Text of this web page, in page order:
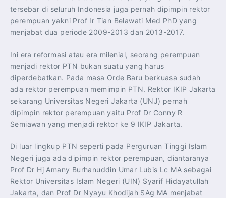
tersebar di seluruh Indonesia juga pernah dipimpin rektor
perempuan yakni Prof Ir Tian Belawati Med PhD yang
menjabat dua periode 2009-2013 dan 2013-2017.
Ini era reformasi atau era milenial, seorang perempuan
menjadi rektor PTN bukan suatu yang harus
diperdebatkan. Pada masa Orde Baru berkuasa sudah
ada rektor perempuan memimpin PTN. Rektor IKIP Jakarta
sekarang Universitas Negeri Jakarta (UNJ) pernah
dipimpin rektor perempuan yaitu Prof Dr Conny R
Semiawan yang menjadi rektor ke 9 IKIP Jakarta.
Di luar lingkup PTN seperti pada Perguruan Tinggi Islam
Negeri juga ada dipimpin rektor perempuan, diantaranya
Prof Dr Hj Amany Burhanuddin Umar Lubis Lc MA sebagai
Rektor Universitas Islam Negeri (UIN) Syarif Hidayatullah
Jakarta, dan Prof Dr Nyayu Khodijah SAg MA menjabat